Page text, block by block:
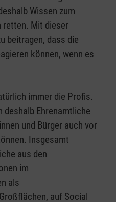
Wissen zum
retten. Mit dieser
beitragen, dass die
können, wenn es
immer die Profis.
Ehrenamtliche
und Bürger auch vor
Insgesamt
aus den
im
als
auf Social